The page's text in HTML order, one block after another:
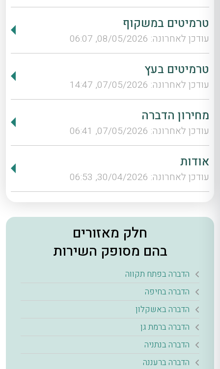
טרמיטים במשקוף
עודכן לאחרונה: 08/05/2026, 06:07
טרמיטים בעץ
עודכן לאחרונה: 07/05/2026, 14:47
מחירון הדברה
עודכן לאחרונה: 07/05/2026, 06:41
אודות
עודכן לאחרונה: 30/04/2026, 06:53
חלק מאזורים
בהם מסופק השירות
הדברה בפתח תקווה
הדברה בחיפה
הדברה באשקלון
הדברה ברמת גן
הדברה בנתניה
הדברה ברעננה